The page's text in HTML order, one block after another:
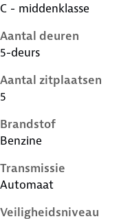
C - middenklasse
Aantal deuren
5-deurs
Aantal zitplaatsen
5
Brandstof
Benzine
Transmissie
Automaat
Veiligheidsniveau